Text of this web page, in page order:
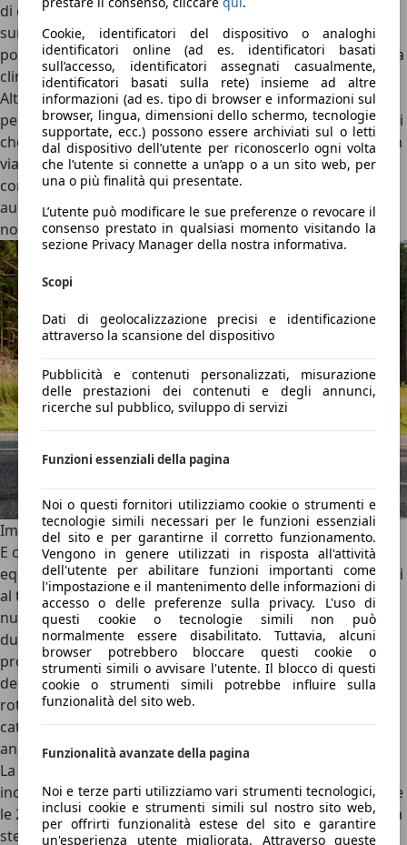
Cookie, identificatori del dispositivo o analoghi
identificatori online (ad es. identificatori basati
sull’accesso, identificatori assegnati casualmente,
identificatori basati sulla rete) insieme ad altre
informazioni (ad es. tipo di browser e informazioni sul
browser, lingua, dimensioni dello schermo, tecnologie
supportate, ecc.) possono essere archiviati sul o letti
dal dispositivo dell’utente per riconoscerlo ogni volta
che l’utente si connette a un’app o a un sito web, per
una o più finalità qui presentate.
L’utente può modificare le sue preferenze o revocare il
consenso prestato in qualsiasi momento visitando la
sezione Privacy Manager della nostra informativa.
Scopi
Dati di geolocalizzazione precisi e identificazione
attraverso la scansione del dispositivo
Pubblicità e contenuti personalizzati, misurazione
delle prestazioni dei contenuti e degli annunci,
ricerche sul pubblico, sviluppo di servizi
Funzioni essenziali della pagina
Noi o questi fornitori utilizziamo cookie o strumenti e
tecnologie simili necessari per le funzioni essenziali
del sito e per garantirne il corretto funzionamento.
Vengono in genere utilizzati in risposta all'attività
dell'utente per abilitare funzioni importanti come
l'impostazione e il mantenimento delle informazioni di
accesso o delle preferenze sulla privacy. L'uso di
questi cookie o tecnologie simili non può
normalmente essere disabilitato. Tuttavia, alcuni
browser potrebbero bloccare questi cookie o
strumenti simili o avvisare l'utente. Il blocco di questi
cookie o strumenti simili potrebbe influire sulla
funzionalità del sito web.
Funzionalità avanzate della pagina
Noi e terze parti utilizziamo vari strumenti tecnologici,
inclusi cookie e strumenti simili sul nostro sito web,
per offrirti funzionalità estese del sito e garantire
un'esperienza utente migliorata. Attraverso queste
di conducente e passeggero, che non solo fanno
surriscaldare i telefoni, ma li ricaricano davvero. Un vano
portaoggetti sarebbe un tocco in più – così come una zona
climatica separata per i passeggeri posteriori.
Altrimenti, si sta abbastanza comodi sui rivestimenti in
pelle sintetica climatizzati. C'è spazio sufficiente sia davanti
che dietro, e anche il bagagliaio da 571 litri è adatto per un
viaggio di vacanza esteso. Si rinuncia a un frunk. In
compenso, è stata data grande importanza a un impianto
audio superbo – chiamato Xopera. E mantiene ciò che il
nome promette!
Impressione di guida: Sovrano, senza spiccare
E come si guida il G6 a trazione posteriore? Abbastanza
equilibrato, anche se ci vuole un po' di tempo per abituarsi
al telaio. Le molle in acciaio sono date per scontate, qui
nulla è regolabile in modo adattivo. È una miscela di
durezza sportiva e comfort massiccio – come
probabilmente apprezzano principalmente i clienti
dell'Estremo Oriente. Bisogna accettare che a volte si
rotola in modo legnoso su giunti trasversali e strade di
cattiva qualità. I passeggeri posteriori si sono lamentati
anche di un leggero malessere.
La variante RWD-Long-Range testata dello Xpeng G6 offre
inoltre 210 kW / 286 CV e 440 Nm, sufficienti per accelerare
le 2,1 tonnellate a velocità da strada in circa 6,5 secondi. La
sterzata, invece, sembra migliorabile. In città è troppo